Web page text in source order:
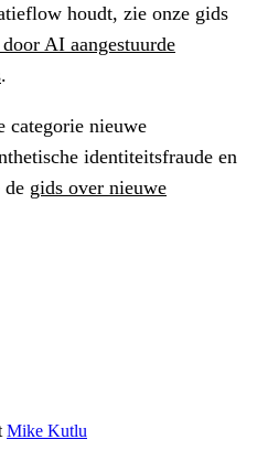
houdt, zie onze gids
AI aangestuurde
.
categorie nieuwe
identiteitsfraude en
de gids over nieuwe
Mike Kutlu